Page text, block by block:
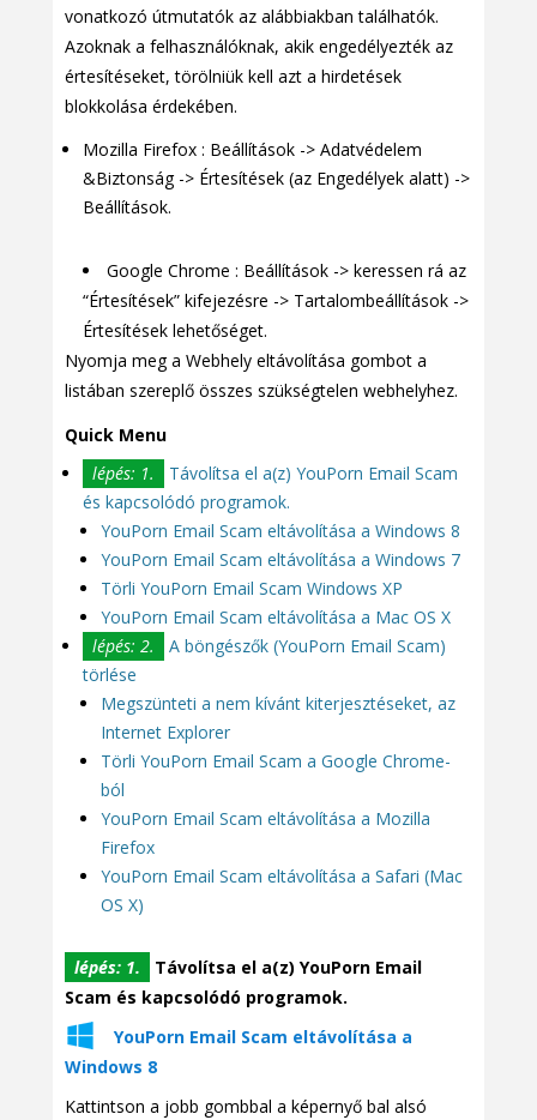
vonatkozó útmutatók az alábbiakban találhatók.
Azoknak a felhasználóknak, akik engedélyezték az
értesítéseket, törölniük kell azt a hirdetések
blokkolása érdekében.
Mozilla Firefox : Beállítások -> Adatvédelem
&Biztonság -> Értesítések (az Engedélyek alatt) ->
Beállítások.
Google Chrome : Beállítások -> keressen rá az
“Értesítések” kifejezésre -> Tartalombeállítások ->
Értesítések lehetőséget.
Nyomja meg a Webhely eltávolítása gombot a
listában szereplő összes szükségtelen webhelyhez.
Quick Menu
lépés: 1.
Távolítsa el a(z) YouPorn Email Scam
és kapcsolódó programok.
YouPorn Email Scam eltávolítása a Windows 8
YouPorn Email Scam eltávolítása a Windows 7
Törli YouPorn Email Scam Windows XP
YouPorn Email Scam eltávolítása a Mac OS X
lépés: 2.
A böngészők (YouPorn Email Scam)
törlése
Megszünteti a nem kívánt kiterjesztéseket, az
Internet Explorer
Törli YouPorn Email Scam a Google Chrome-
ból
YouPorn Email Scam eltávolítása a Mozilla
Firefox
YouPorn Email Scam eltávolítása a Safari (Mac
OS X)
lépés: 1.
Távolítsa el a(z) YouPorn Email
Scam és kapcsolódó programok.
YouPorn Email Scam eltávolítása a
Windows 8
Kattintson a jobb gombbal a képernyő bal alsó